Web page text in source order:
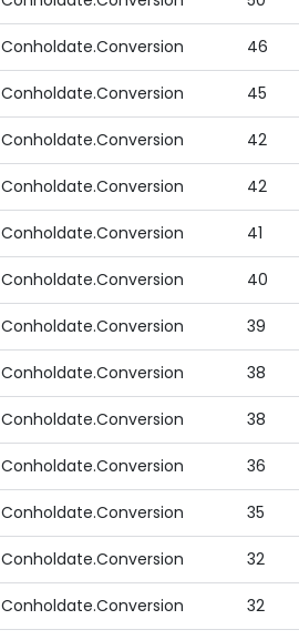
Conholdate.Conversion 46
Conholdate.Conversion 45
Conholdate.Conversion 42
Conholdate.Conversion 42
Conholdate.Conversion 41
Conholdate.Conversion 40
Conholdate.Conversion 39
Conholdate.Conversion 38
Conholdate.Conversion 38
Conholdate.Conversion 36
Conholdate.Conversion 35
Conholdate.Conversion 32
Conholdate.Conversion 32